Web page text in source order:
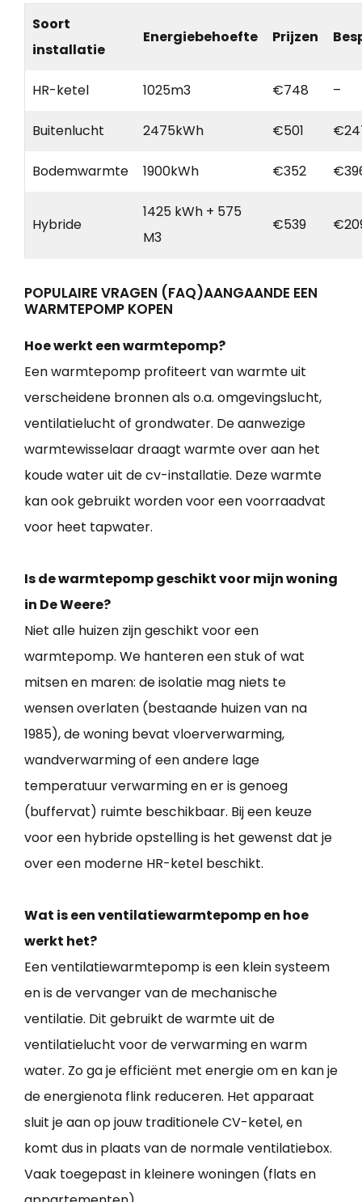
Soort
installatie
Energiebehoefte Prijzen
HR-ketel 1025m3 €748 –
Buitenlucht 2475kWh €501
Bodemwarmte 1900kWh €352
Hybride
1425 kWh + 575
M3
€539
POPULAIRE VRAGEN (FAQ)AANGAANDE EEN
WARMTEPOMP KOPEN
Hoe werkt een warmtepomp?
Een warmtepomp profiteert van warmte uit
verscheidene bronnen als o.a. omgevingslucht,
ventilatielucht of grondwater. De aanwezige
warmtewisselaar draagt warmte over aan het
koude water uit de cv-installatie. Deze warmte
kan ook gebruikt worden voor een voorraadvat
voor heet tapwater.
Is de warmtepomp geschikt voor mijn woning
in De Weere?
Niet alle huizen zijn geschikt voor een
warmtepomp. We hanteren een stuk of wat
mitsen en maren: de isolatie mag niets te
wensen overlaten (bestaande huizen van na
1985), de woning bevat vloerverwarming,
wandverwarming of een andere lage
temperatuur verwarming en er is genoeg
(buffervat) ruimte beschikbaar. Bij een keuze
voor een hybride opstelling is het gewenst dat je
over een moderne HR-ketel beschikt.
Wat is een ventilatiewarmtepomp en hoe
werkt het?
Een ventilatiewarmtepomp is een klein systeem
en is de vervanger van de mechanische
ventilatie. Dit gebruikt de warmte uit de
ventilatielucht voor de verwarming en warm
water. Zo ga je efficiënt met energie om en kan je
de energienota flink reduceren. Het apparaat
sluit je aan op jouw traditionele CV-ketel, en
komt dus in plaats van de normale ventilatiebox.
Vaak toegepast in kleinere woningen (flats en